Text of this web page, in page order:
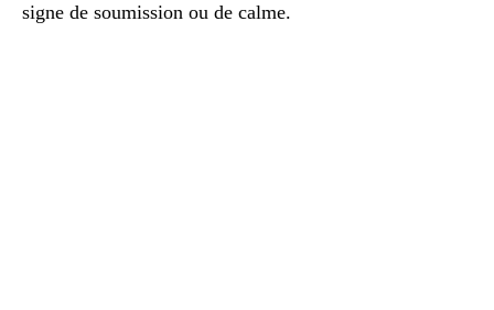
signe de soumission ou de calme.